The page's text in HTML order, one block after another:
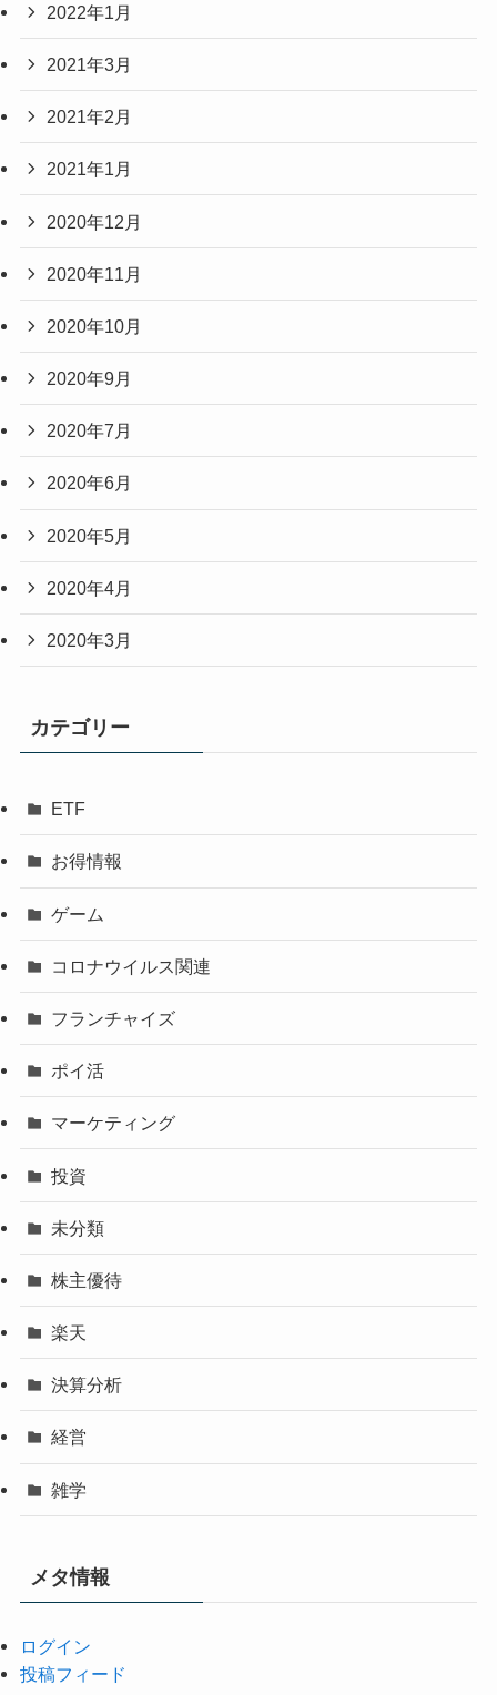
2022年1月
2021年3月
2021年2月
2021年1月
2020年12月
2020年11月
2020年10月
2020年9月
2020年7月
2020年6月
2020年5月
2020年4月
2020年3月
カテゴリー
ETF
お得情報
ゲーム
コロナウイルス関連
フランチャイズ
ポイ活
マーケティング
投資
未分類
株主優待
楽天
決算分析
経営
雑学
メタ情報
ログイン
投稿フィード